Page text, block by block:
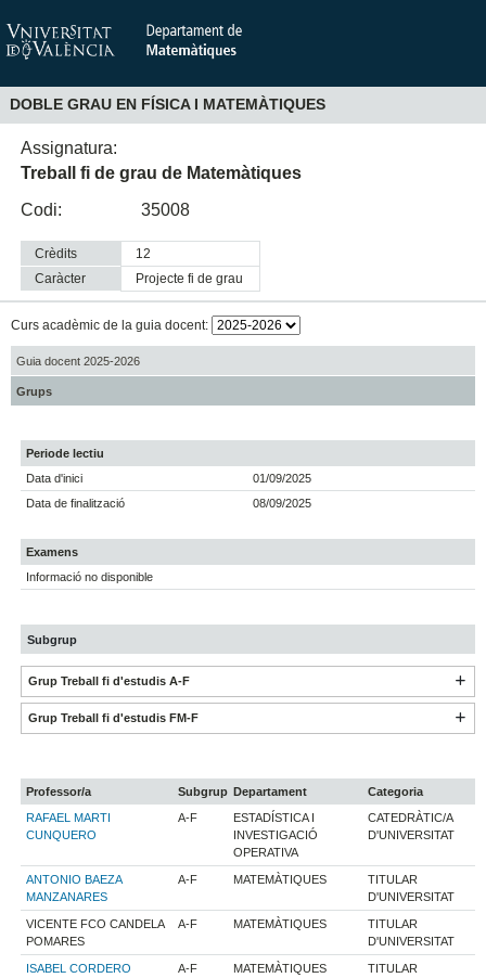
DOBLE GRAU EN FÍSICA I MATEMÀTIQUES
Assignatura:
Treball fi de grau de Matemàtiques
Codi:
35008
Crèdits
12
Caràcter
projecte fi de grau
Curs acadèmic de la guia docent:
Guia docent 2025-2026
Grups
Periode lectiu
Data d'inici
01/09/2025
Data de finalització
08/09/2025
Examens
Informació no disponible
Subgrup
Grup Treball fi d'estudis A-F
Grup Treball fi d'estudis FM-F
Professor/a Subgrup Departament
Categoria
RAFAEL MARTI
CUNQUERO
A-F
ESTADÍSTICA I
INVESTIGACIÓ
OPERATIVA
CATEDRÀTIC/A
D'UNIVERSITAT
ANTONIO BAEZA
MANZANARES
A-F MATEMÀTIQUES
TITULAR
D'UNIVERSITAT
VICENTE FCO CANDELA
POMARES
A-F MATEMÀTIQUES
TITULAR
D'UNIVERSITAT
ISABEL CORDERO
A-F MATEMÀTIQUES
TITULAR